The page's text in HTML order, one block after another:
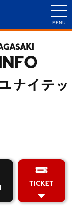
ナイテッ
TICKET